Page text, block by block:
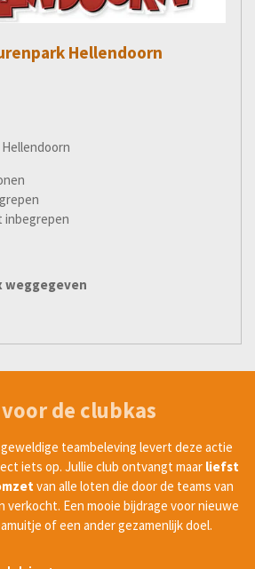
Hellendoorn
inbegrepen
weggegeven
voor de clubkas
teambeleving levert deze actie
iets op. Jullie club ontvangt maarliefst
van alle loten die door de teams van
verkocht. Een mooie bijdrage voor nieuwe
of een ander gezamenlijk doel.